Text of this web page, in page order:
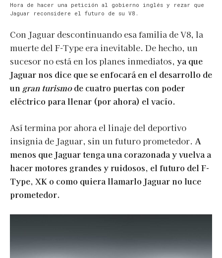
Hora de hacer una petición al gobierno inglés y rezar que
Jaguar reconsidere el futuro de su V8.
Con Jaguar descontinuando esa familia de V8, la
muerte del F-Type era inevitable. De hecho, un
sucesor no está en los planes inmediatos, ya que
Jaguar nos dice que se enfocará en el desarrollo de
un gran turismode cuatro puertas con poder
eléctrico para llenar (por ahora) el vacío.
Así termina por ahora el linaje del deportivo
insignia de Jaguar, sin un futuro prometedor. A
menos que Jaguar tenga una corazonada y vuelva a
hacer motores grandes y ruidosos, el futuro del F-
Type, XK o como quiera llamarlo Jaguar no luce
prometedor.